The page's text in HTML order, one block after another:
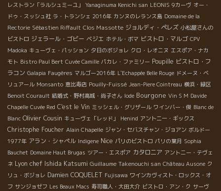
レストラン「ラルシュミーユ」 Yanaginuma Kenichi san LEONIS 9カーヴ オー・
ドゥ・スッシュ社 ラ・トランシェ 2016年 カンヌのレランス島 Domaine de la
Rectorie Sébastien Riffault Clos Massotte ジョルディ・ペレズ 小松屋さんの
ビストロ ジェラール・ゴビー ベジエ ホテル・ボマ ビストロ・マルゴ CPV
Madoka キューヴェ・パッション 夕日のボジョレ クロ・レオニヌ エスポア・ナカ
モト Bistro Paul Bert Cuvée Camille パカレ・ファミリー Poupille ビストロ・フ
ラコン Galapia Faugères マルゴー2016年 L'Echappée Belle Rouge ドメーヌ・ベ
リュアール Monsanto 恵比寿店 Pouilly-Fuissé Jean-Piere Cointreau 横浜・緑区
Benoit Courault 結婚式・野村高城・尚子さん Iode Bourgone Vin S M Davide
Chapelle Cuvée Red C'est le Vin ミッシェル・グリザール ワインバー・俊 Blanc de
Blanc Olivier Cousin キューヴェ「レッド」 Henind アントニー・ギックス
Christophe Foucher Alain Chapelle ジャン・セバスチャン・ジョアン ボルドー
1977年 アラン・シャペル Indigene Nice パリのビストロ パリの葉月 Sophia
Bauchet Domaine Haut Brugas ツアー・エスポア カタロニア アントニー・テヴェ
ネ Lyon chef Ishida Katsumi Guillaume Takenouchi san Château Ausone ク
リュ・ボジョレ Damien COQUELET Fujisawa ワインカヴィスト・ロックス・オ
フ サンジョゼフ Les Beaux Macs 寿司職人・大田大介 ビストロ・アン・ク サーヴ